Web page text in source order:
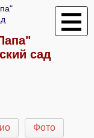
сад
Фото